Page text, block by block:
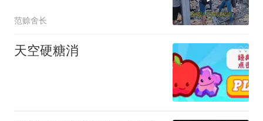
范赊舍长
天空硬糖消